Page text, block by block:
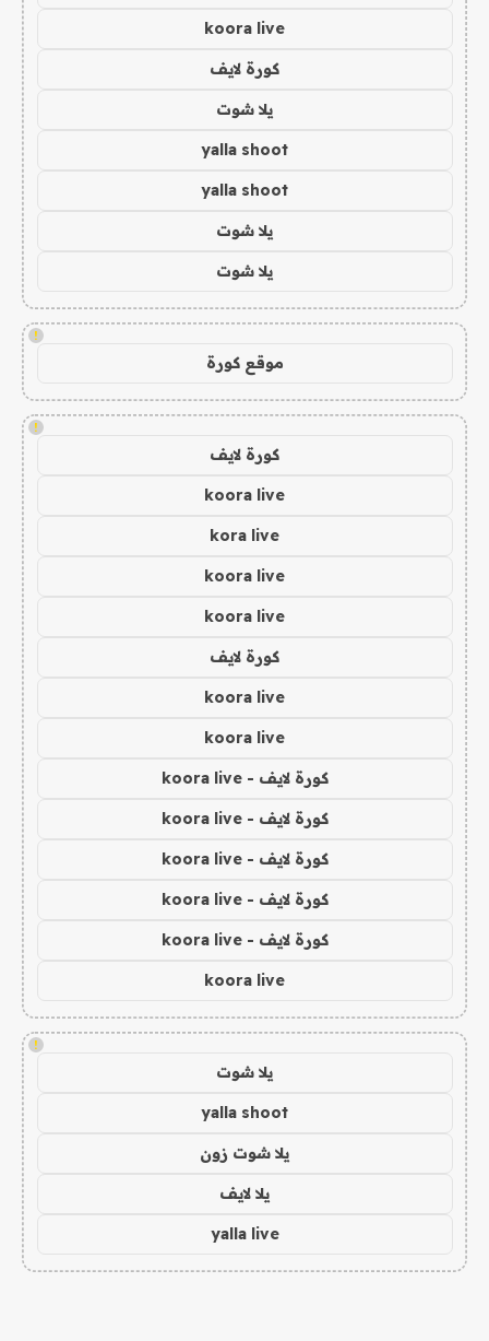
koora live
كورة لايف
يلا شوت
yalla shoot
yalla shoot
يلا شوت
يلا شوت
!
موقع كورة
!
كورة لايف
koora live
kora live
koora live
koora live
كورة لايف
koora live
koora live
كورة لايف - koora live
كورة لايف - koora live
كورة لايف - koora live
كورة لايف - koora live
كورة لايف - koora live
koora live
!
يلا شوت
yalla shoot
يلا شوت زون
يلا لايف
yalla live